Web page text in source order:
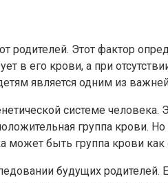
Этот фактор
в его крови, а при
является одним из
системе человека.
группа крови.
быть группа крови как
будущих родителей.